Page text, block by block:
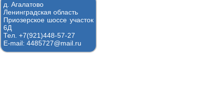
д. Агалатово
Ленинградская область
Приозерское шоссе участок
6Д
Тел. +7(921)448-57-27
E-mail: 4485727@mail.ru